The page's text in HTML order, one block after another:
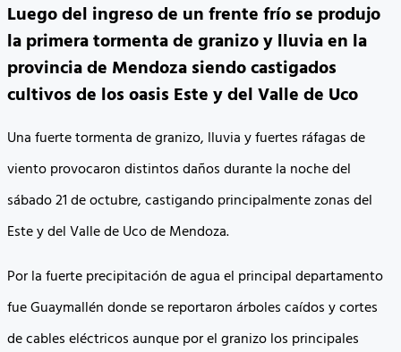
Luego del ingreso de un frente frío se produjo
la primera tormenta de granizo y lluvia en la
provincia de Mendoza siendo castigados
cultivos de los oasis Este y del Valle de Uco
Una fuerte tormenta de granizo, lluvia y fuertes ráfagas de
viento provocaron distintos daños durante la noche del
sábado 21 de octubre, castigando principalmente zonas del
Este y del Valle de Uco de Mendoza.
Por la fuerte precipitación de agua el principal departamento
fue Guaymallén donde se reportaron árboles caídos y cortes
de cables eléctricos aunque por el granizo los principales